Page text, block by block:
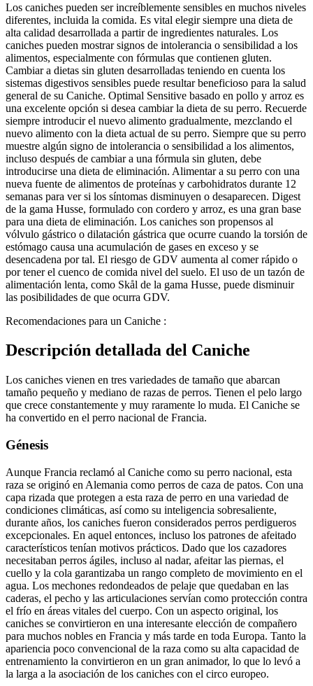
Los caniches pueden ser increíblemente sensibles en muchos niveles
diferentes, incluida la comida. Es vital elegir siempre una dieta de
alta calidad desarrollada a partir de ingredientes naturales. Los
caniches pueden mostrar signos de intolerancia o sensibilidad a los
alimentos, especialmente con fórmulas que contienen gluten.
Cambiar a dietas sin gluten desarrolladas teniendo en cuenta los
sistemas digestivos sensibles puede resultar beneficioso para la salud
general de su Caniche. Optimal Sensitive basado en pollo y arroz es
una excelente opción si desea cambiar la dieta de su perro. Recuerde
siempre introducir el nuevo alimento gradualmente, mezclando el
nuevo alimento con la dieta actual de su perro. Siempre que su perro
muestre algún signo de intolerancia o sensibilidad a los alimentos,
incluso después de cambiar a una fórmula sin gluten, debe
introducirse una dieta de eliminación. Alimentar a su perro con una
nueva fuente de alimentos de proteínas y carbohidratos durante 12
semanas para ver si los síntomas disminuyen o desaparecen. Digest
de la gama Husse, formulado con cordero y arroz, es una gran base
para una dieta de eliminación. Los caniches son propensos al
vólvulo gástrico o dilatación gástrica que ocurre cuando la torsión de
estómago causa una acumulación de gases en exceso y se
desencadena por tal. El riesgo de GDV aumenta al comer rápido o
por tener el cuenco de comida nivel del suelo. El uso de un tazón de
alimentación lenta, como Skål de la gama Husse, puede disminuir
las posibilidades de que ocurra GDV.
Recomendaciones para un Caniche :
Descripción detallada del Caniche
Los caniches vienen en tres variedades de tamaño que abarcan
tamaño pequeño y mediano de razas de perros. Tienen el pelo largo
que crece constantemente y muy raramente lo muda. El Caniche se
ha convertido en el perro nacional de Francia.
Génesis
Aunque Francia reclamó al Caniche como su perro nacional, esta
raza se originó en Alemania como perros de caza de patos. Con una
capa rizada que protegen a esta raza de perro en una variedad de
condiciones climáticas, así como su inteligencia sobresaliente,
durante años, los caniches fueron considerados perros perdigueros
excepcionales. En aquel entonces, incluso los patrones de afeitado
característicos tenían motivos prácticos. Dado que los cazadores
necesitaban perros ágiles, incluso al nadar, afeitar las piernas, el
cuello y la cola garantizaba un rango completo de movimiento en el
agua. Los mechones redondeados de pelaje que quedaban en las
caderas, el pecho y las articulaciones servían como protección contra
el frío en áreas vitales del cuerpo. Con un aspecto original, los
caniches se convirtieron en una interesante elección de compañero
para muchos nobles en Francia y más tarde en toda Europa. Tanto la
apariencia poco convencional de la raza como su alta capacidad de
entrenamiento la convirtieron en un gran animador, lo que lo levó a
la larga a la asociación de los caniches con el circo europeo.